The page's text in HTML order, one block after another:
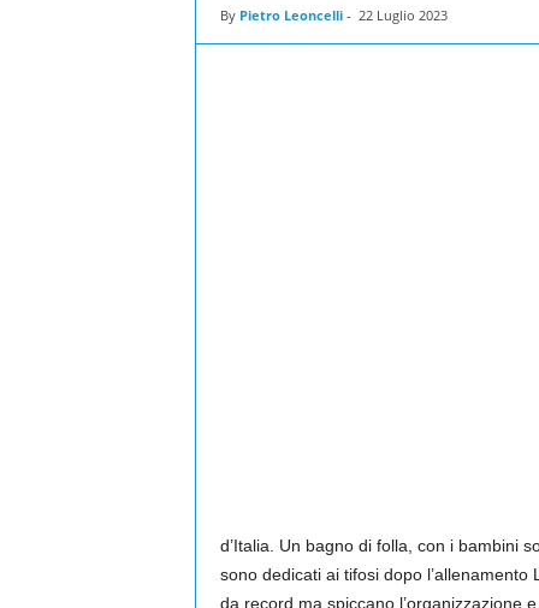
By Pietro Leoncelli- 22 Luglio 2023
d’Italia. Un bagno di folla, con i bambini
sono dedicati ai tifosi dopo
da record ma spiccano l’organizzazione